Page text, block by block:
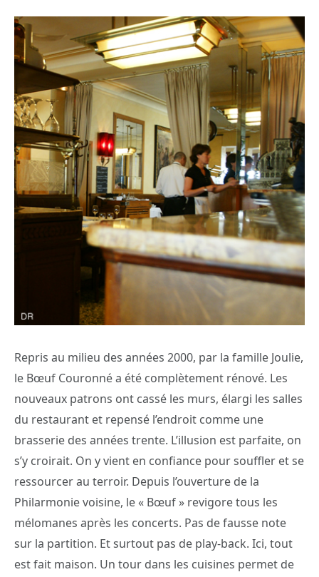
Repris au milieu des années 2000, par la famille Joulie,
le Bœuf Couronné a été complètement rénové. Les
nouveaux patrons ont cassé les murs, élargi les salles
du restaurant et repensé l’endroit comme une
brasserie des années trente. L’illusion est parfaite, on
s’y croirait. On y vient en confiance pour souffler et se
ressourcer au terroir. Depuis l’ouverture de la
Philarmonie voisine, le « Bœuf » revigore tous les
mélomanes après les concerts. Pas de fausse note
sur la partition. Et surtout pas de play-back. Ici, tout
est fait maison. Un tour dans les cuisines permet de